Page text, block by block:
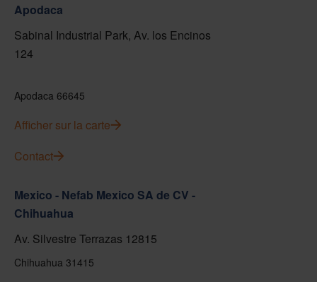
Apodaca
Sabinal Industrial Park, Av. los Encinos
124
Apodaca 66645
Afficher sur la carte
Contact
Mexico - Nefab Mexico SA de CV -
Chihuahua
Av. Silvestre Terrazas 12815
Chihuahua 31415